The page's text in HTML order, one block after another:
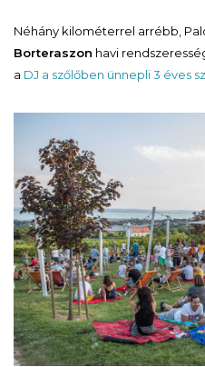
Néhány kilométerrel arrébb,
Borteraszon havi
a DJ a szőlőben ünnepli 3 éves